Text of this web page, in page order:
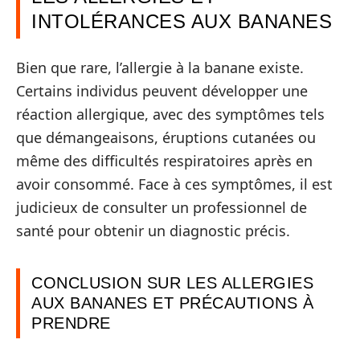
INTOLÉRANCES AUX BANANES
Bien que rare, l’allergie à la banane existe.
Certains individus peuvent développer une
réaction allergique, avec des symptômes tels
que démangeaisons, éruptions cutanées ou
même des difficultés respiratoires après en
avoir consommé. Face à ces symptômes, il est
judicieux de consulter un professionnel de
santé pour obtenir un diagnostic précis.
CONCLUSION SUR LES ALLERGIES
AUX BANANES ET PRÉCAUTIONS À
PRENDRE